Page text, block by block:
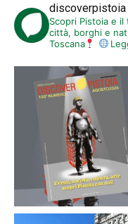
discoverpistoia
Scopri Pistoia e
città, borghi e
Toscana